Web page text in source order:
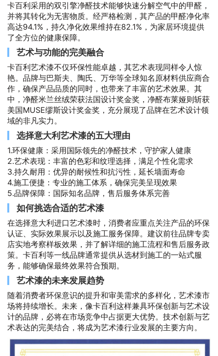
卡百利采用的双引擎净醛技术能够快速分解空气中的甲醛，
并将其转化为无害物质。经严格检测，其产品的甲醛净化率
高达94.1%，持久净化效果维持在82.1%，为家居环境提供
了全方位的健康保障。
艺术与功能的完美融合
卡百利艺术漆不仅环保性能卓越，其艺术表现同样令人惊
艳。品牌与巴斯夫、陶氏、万华等全球知名原材料供应商合
作，确保产品品质的同时，也带来了丰富的艺术效果。其
中，净醛米兰丝绒荣获法国设计奖金奖，净醛布莱娅则斩获
美国MUSE缪斯设计奖金奖，充分展现了品牌在艺术设计领
域的非凡实力。
选择意大利艺术漆的五大理由
1.环保健康：采用国际领先的净醛技术，守护家人健康
2.艺术表现：丰富的色彩和纹理选择，满足个性化需求
3.持久耐用：优异的耐候性和抗污性，延长墙面寿命
4.施工便捷：专业的施工体系，确保完美呈现效果
5.品牌保障：国际知名品牌，售后服务体系完善
如何挑选合适的艺术漆
在选择意大利进口艺术漆时，消费者应重点关注产品的环保
认证、实际效果展示以及施工服务保障。建议前往品牌专卖
店实地考察样板效果，并了解详细的施工流程和售后服务政
策。卡百利等一线品牌通常提供从选材到施工的一站式服
务，能够确保最终效果符合预期。
艺术漆的未来发展趋势
随着消费者环保意识的提升和审美需求的多样化，艺术漆市
场将持续增长。未来，像卡百利这样兼具环保创新与艺术设
计的品牌，必将在市场竞争中占据更大优势。技术创新与艺
术表达的完美结合，将成为艺术漆行业发展的主要方向。